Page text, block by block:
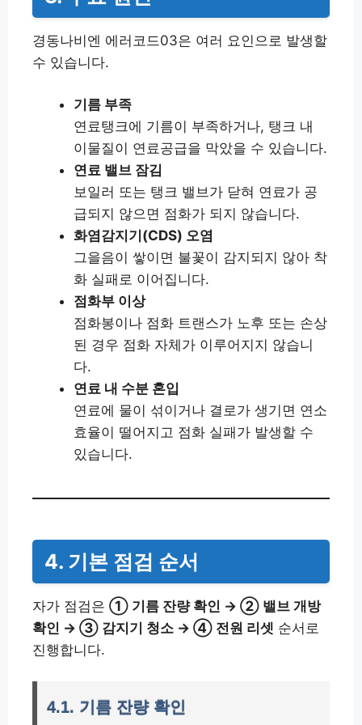
경동나비엔 에러코드03은 여러 요인으로 발생할
수 있습니다.
기름 부족
연료탱크에 기름이 부족하거나, 탱크 내
이물질이 연료공급을 막았을 수 있습니다.
연료 밸브 잠김
보일러 또는 탱크 밸브가 닫혀 연료가 공
급되지 않으면 점화가 되지 않습니다.
화염감지기(CDS) 오염
그을음이 쌓이면 불꽃이 감지되지 않아 착
화 실패로 이어집니다.
점화부 이상
점화봉이나 점화 트랜스가 노후 또는 손상
된 경우 점화 자체가 이루어지지 않습니
다.
연료 내 수분 혼입
연료에 물이 섞이거나 결로가 생기면 연소
효율이 떨어지고 점화 실패가 발생할 수
있습니다.
4. 기본 점검 순서
자가 점검은 ① 기름 잔량 확인 → ② 밸브 개방
확인 → ③ 감지기 청소 → ④ 전원 리셋 순서로
진행합니다.
4.1. 기름 잔량 확인